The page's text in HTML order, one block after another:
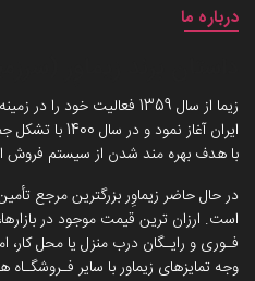
درباره ما
زیما از سال 1359 فعالیت
ایران آغاز
با هدف بهره مند شدن از سیستم فروش
در حال حاضر زیماوِر بزرگترین مرجع
است. ارزان ترین قیمت موجود در
وجه تمایزهای زیماور با سایر